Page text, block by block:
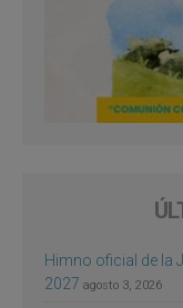
Himno oficial de la
2027 agosto 3, 2026